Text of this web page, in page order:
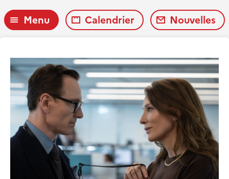
Menu Calendrier Nouvelles